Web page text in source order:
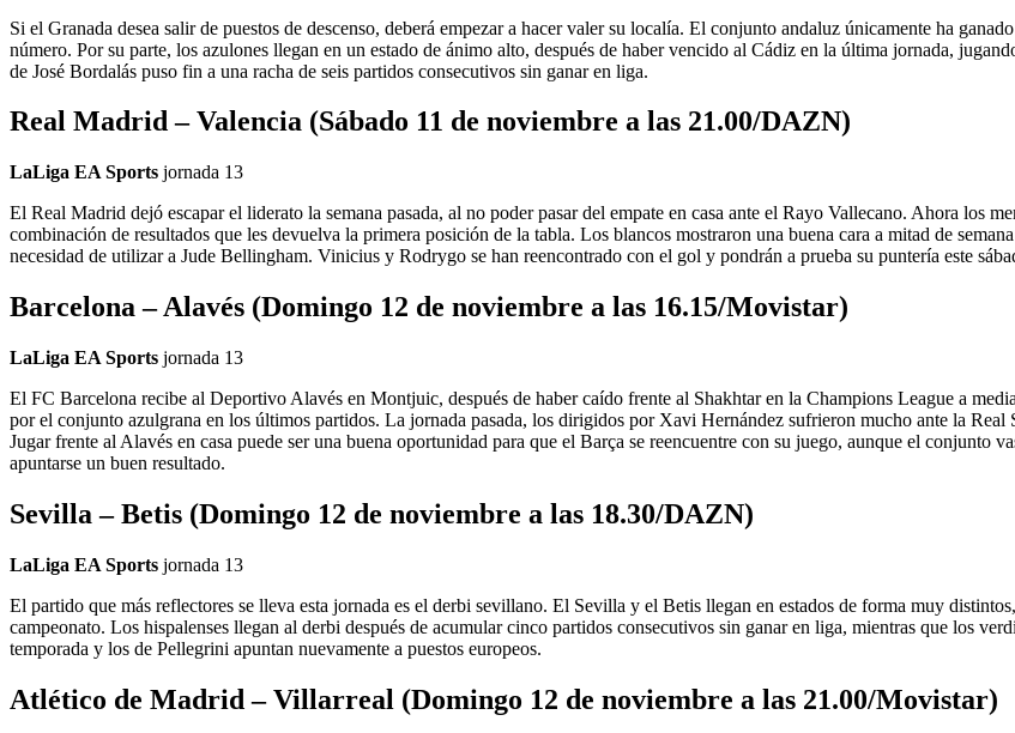
Si el Granada desea salir de puestos de descenso, deberá empezar a hacer valer su localía. El conjunto andaluz únicamente ha
número. Por su parte, los azulones llegan en un estado de ánimo alto, después de haber vencido al Cádiz en la última jornada,
de José Bordalás puso fin a una racha de seis partidos consecutivos sin ganar en liga.
Real Madrid – Valencia (Sábado 11 de noviembre a las 21.00/DAZN)
LaLiga EA Sports jornada 13
El Real Madrid dejó escapar el liderato la semana pasada, al no poder pasar del empate en casa ante el Rayo Vallecano. Ahora los
combinación de resultados que les devuelva la primera posición de la tabla. Los blancos mostraron una buena cara a mitad de
necesidad de utilizar a Jude Bellingham. Vinicius y Rodrygo se han reencontrado con el gol y pondrán a prueba su puntería este
Barcelona – Alavés (Domingo 12 de noviembre a las 16.15/Movistar)
LaLiga EA Sports jornada 13
El FC Barcelona recibe al Deportivo Alavés en Montjuic, después de haber caído frente al Shakhtar en la Champions League a
por el conjunto azulgrana en los últimos partidos. La jornada pasada, los dirigidos por Xavi Hernández sufrieron mucho ante la
Jugar frente al Alavés en casa puede ser una buena oportunidad para que el Barça se reencuentre con su juego, aunque el conjunto
apuntarse un buen resultado.
Sevilla – Betis (Domingo 12 de noviembre a las 18.30/DAZN)
LaLiga EA Sports jornada 13
El partido que más reflectores se lleva esta jornada es el derbi sevillano. El Sevilla y el Betis llegan en estados de forma muy
campeonato. Los hispalenses llegan al derbi después de acumular cinco partidos consecutivos sin ganar en liga, mientras que los
temporada y los de Pellegrini apuntan nuevamente a puestos europeos.
Atlético de Madrid – Villarreal (Domingo 12 de noviembre a las 21.00/Movistar)